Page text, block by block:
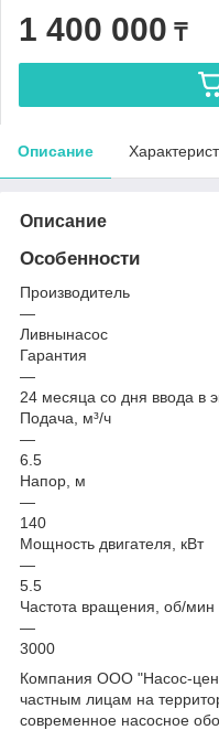
1 400 000 ₸
Описание
Описание
Особенности
Производитель
—
Ливнынасос
Гарантия
—
24 месяца со дня ввода в
Подача, м³/ч
—
6.5
Напор, м
—
140
Мощность двигателя, кВт
—
5.5
Частота вращения, об/мин
—
3000
Компания ООО "Насос-
частным лицам на
современное насосное